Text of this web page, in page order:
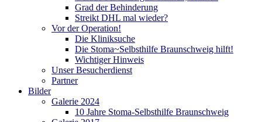
Grad der Behinderung
Streikt DHL mal wieder?
Vor der Operation!
Die Kliniksuche
Die Stoma~Selbsthilfe Braunschweig hilft!
Wichtiger Hinweis
Unser Besucherdienst
Partner
Bilder
Galerie 2024
10 Jahre Stoma-Selbsthilfe Braunschweig